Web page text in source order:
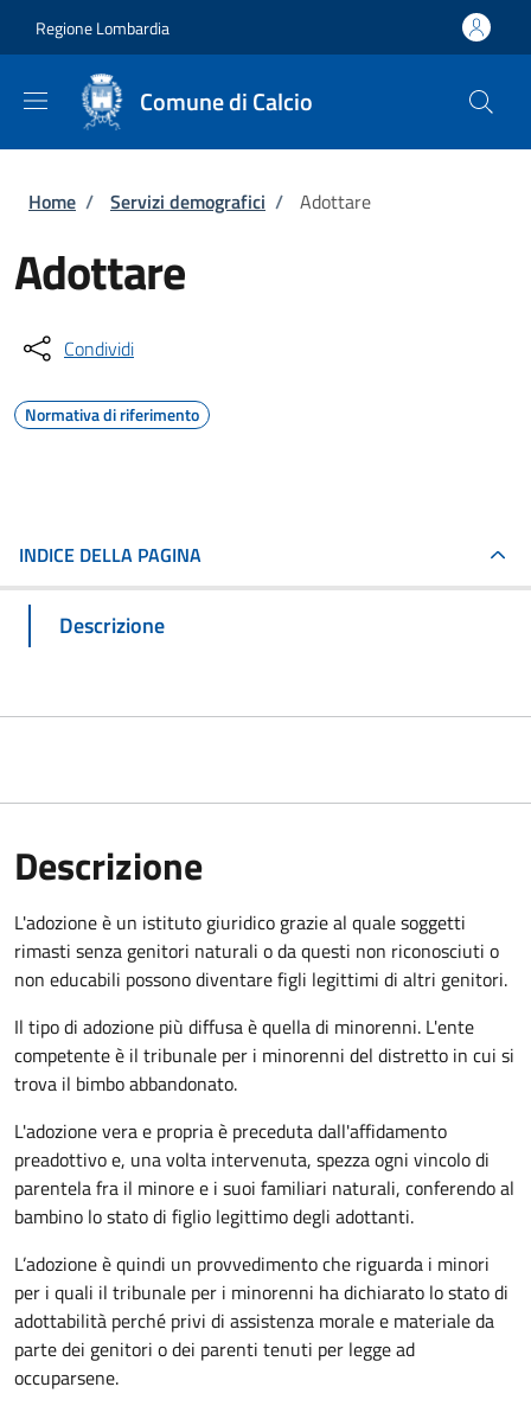
Regione Lombardia
Comune di Calcio
Briciole di pane
Home / Servizi demografici / Adottare
Adottare
Condividi
Normativa di riferimento
INDICE DELLA PAGINA
Descrizione
Descrizione
L'adozione è un istituto giuridico grazie al quale soggetti
rimasti senza genitori naturali o da questi non riconosciuti o
non educabili possono diventare figli legittimi di altri genitori.
Il tipo di adozione più diffusa è quella di minorenni. L'ente
competente è il tribunale per i minorenni del distretto in cui si
trova il bimbo abbandonato.
L'adozione vera e propria è preceduta dall'affidamento
preadottivo e, una volta intervenuta, spezza ogni vincolo di
parentela fra il minore e i suoi familiari naturali, conferendo al
bambino lo stato di figlio legittimo degli adottanti.
L’adozione è quindi un provvedimento che riguarda i minori
per i quali il tribunale per i minorenni ha dichiarato lo stato di
adottabilità perché privi di assistenza morale e materiale da
parte dei genitori o dei parenti tenuti per legge ad
occuparsene.